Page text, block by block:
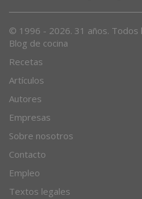
© 1996 - 2026. 31 años.
Blog de cocina
Recetas
Artículos
Autores
Empresas
Sobre nosotros
Contacto
Empleo
Textos legales